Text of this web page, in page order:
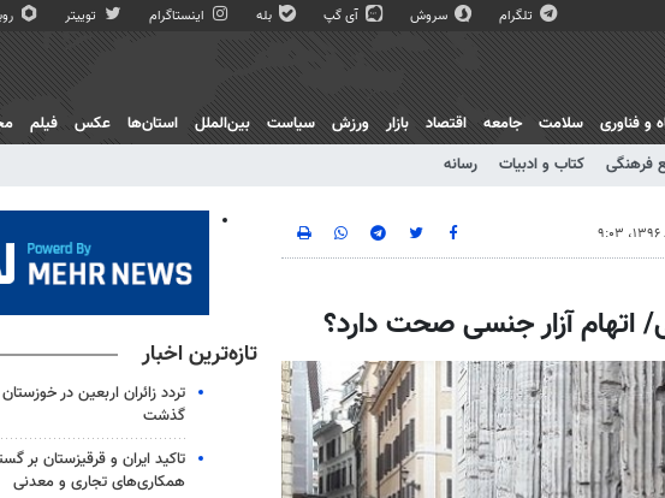
تلگرام سروش آی گپ بله اینستاگرام توییتر
فرهنگی کتاب و ادبیات رسانه
و فناوری سلامت جامعه اقتصاد بازار ورزش سیاست بین‌الملل استان‌ها عکس فیلم
اتهام آزار جنسی صحت دارد؟
تازه‌ترین اخبار
گذشت
تاکید ایران و قرقیزستان بر
همکاری‌های تجاری و معدنی